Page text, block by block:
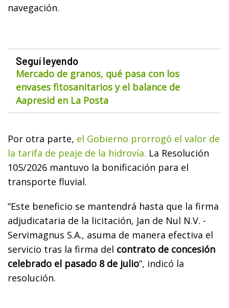
navegación.
Seguí leyendo
Mercado de granos, qué pasa con los
envases fitosanitarios y el balance de
Aapresid en La Posta
Por otra parte, el Gobierno prorrogó el valor de
la tarifa de peaje de la hidrovía. La Resolución
105/2026 mantuvo la bonificación para el
transporte fluvial.
“Este beneficio se mantendrá hasta que la firma
adjudicataria de la licitación, Jan de Nul N.V. -
Servimagnus S.A., asuma de manera efectiva el
servicio tras la firma del contrato de concesión
celebrado el pasado 8 de julio”, indicó la
resolución.